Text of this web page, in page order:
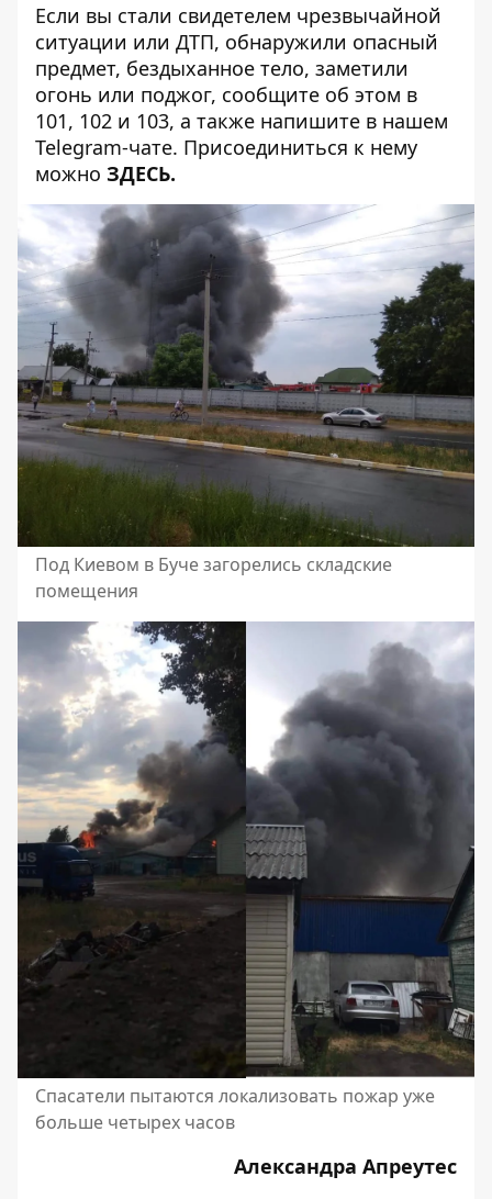
Если вы стали свидетелем чрезвычайной
ситуации или ДТП, обнаружили опасный
предмет, бездыханное тело, заметили
огонь или поджог, сообщите об этом в
101, 102 и 103, а также напишите в нашем
Telegram-чате. Присоединиться к нему
можно ЗДЕСЬ.
Под Киевом в Буче загорелись складские
помещения
Спасатели пытаются локализовать пожар уже
больше четырех часов
Александра Апреутес